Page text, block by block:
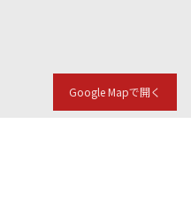
Google Mapで開く